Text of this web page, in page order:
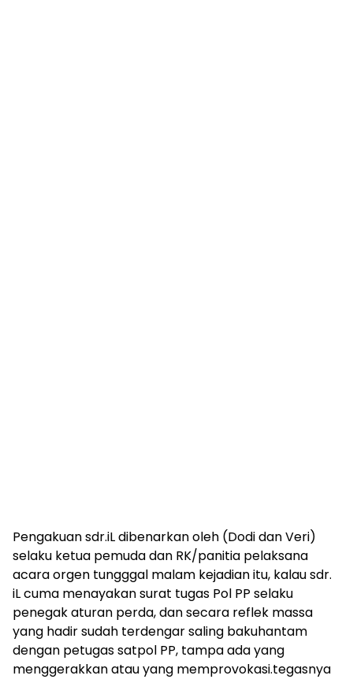
Pengakuan sdr.iL dibenarkan oleh (Dodi dan Veri)
selaku ketua pemuda dan RK/panitia pelaksana
acara orgen tungggal malam kejadian itu, kalau sdr.
iL cuma menayakan surat tugas Pol PP selaku
penegak aturan perda, dan secara reflek massa
yang hadir sudah terdengar saling bakuhantam
dengan petugas satpol PP, tampa ada yang
menggerakkan atau yang memprovokasi.tegasnya